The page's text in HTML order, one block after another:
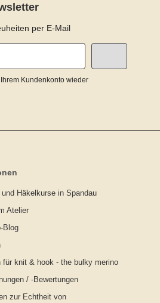
per E-Mail
Kundenkonto wieder
Häkelkurse in Spandau
Atelier
Blog
für knit & hook - the bulky merino
/ -Bewertungen
zur Echtheit von